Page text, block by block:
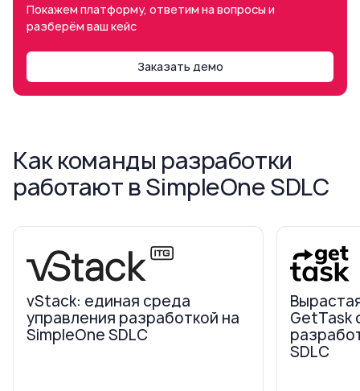
Покажем платформу, ответим на вопросы и
разберём ваш кейс
Заказать демо
Как команды разработки
работают в SimpleOne SDLC
vStack: единая среда
управления разработкой на
SimpleOne SDLC
GetTask
SDLC